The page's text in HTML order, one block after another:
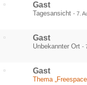
Gast
Tagesansicht - 7.
Gast
Unbekannter Ort -
Gast
Thema